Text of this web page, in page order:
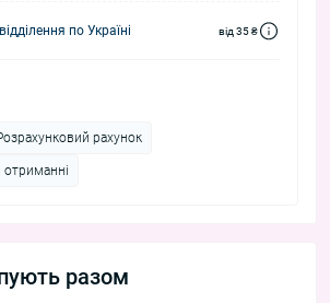
по Україні від 35 ₴
рахунок
разом